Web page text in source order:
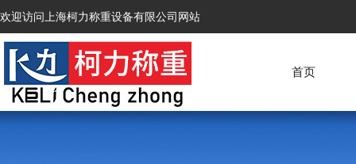
欢迎访问上海柯力称重设备有限公司网站
首页